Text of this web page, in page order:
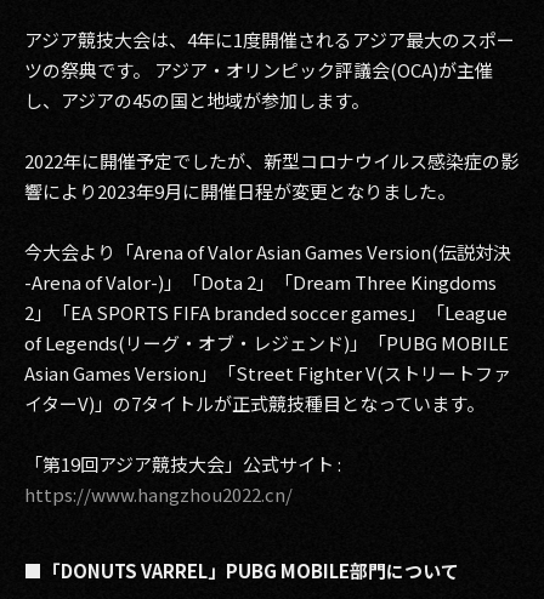
2012
2011
2009
アジア競技大会は、4年に1度開催されるアジア最大のスポー
ツの祭典です。 アジア・オリンピック評議会(OCA)が主催
し、アジアの45の国と地域が参加します。
2022年に開催予定でしたが、新型コロナウイルス感染症の影
響により2023年9月に開催日程が変更となりました。
今大会より「Arena of Valor Asian Games Version(伝説対決
-Arena of Valor-)」「Dota 2」「Dream Three Kingdoms
2」「EA SPORTS FIFA branded soccer games」「League
of Legends(リーグ・オブ・レジェンド)」「PUBG MOBILE
Asian Games Version」「Street Fighter V(ストリートファ
イターV)」の7タイトルが正式競技種目となっています。
「第19回アジア競技大会」公式サイト :
https://www.hangzhou2022.cn/
■「DONUTS VARREL」PUBG MOBILE部門について